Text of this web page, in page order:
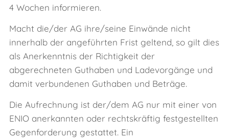
4 Wochen informieren.
Macht die/der AG ihre/seine Einwände nicht
innerhalb der angeführten Frist geltend, so gilt dies
als Anerkenntnis der Richtigkeit der
abgerechneten Guthaben und Ladevorgänge und
damit verbundenen Guthaben und Beträge.
Die Aufrechnung ist der/dem AG nur mit einer von
ENIO anerkannten oder rechtskräftig festgestellten
Gegenforderung gestattet. Ein